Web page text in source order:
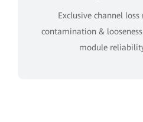
Exclusive channel loss
contamination &
module